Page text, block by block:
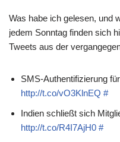
Was habe ich gelesen, und
jedem Sonntag finden sich
Tweets aus der
SMS-Authentifizierung
http://t.co/vO3KlnEQ #
Indien schließt sich
http://t.co/R4I7AjH0 #